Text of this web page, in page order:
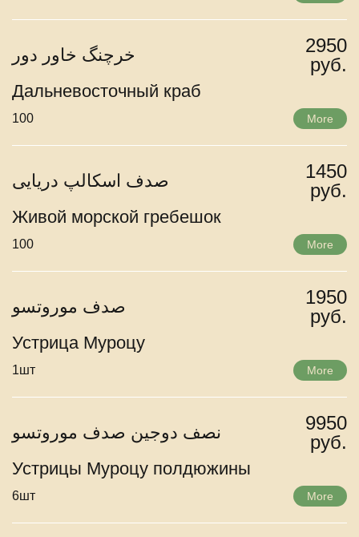
خرچنگ خاور دور
2950
руб.
Дальневосточный краб
100 More
صدف اسکالپ دریایی
1450
руб.
Живой морской гребешок
100 More
صدف موروتسو
1950
руб.
Устрица Муроцу
1шт More
نصف دوجین صدف موروتسو
9950
руб.
Устрицы Муроцу полдюжины
6шт More